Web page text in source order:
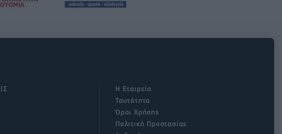
Η Εταιρεία
Ταυτότητα
Όροι Χρήσης
Πολιτική Προστασίας